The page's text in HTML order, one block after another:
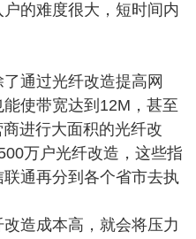
的难度很大，短时间内
通过光纤改造提高网
使带宽达到12M，甚至
进行大面积的光纤改
万户光纤改造，这些指
通再分到各个省市去执
造成本高，就会将压力